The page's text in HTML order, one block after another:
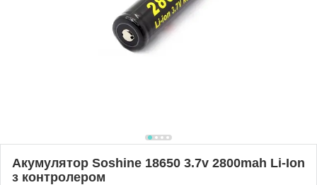
Акумулятор Soshine 18650 3.7v 2800mah Li-Ion
з контролером